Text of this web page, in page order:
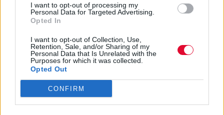
I want to opt-out of processing my
Personal Data for Targeted Advertising.
Opted In
I want to opt-out of Collection, Use,
Retention, Sale, and/or Sharing of my
Personal Data that Is Unrelated with the
Purposes for which it was collected.
Opted Out
CONFIRM
BEST OF NETWORK